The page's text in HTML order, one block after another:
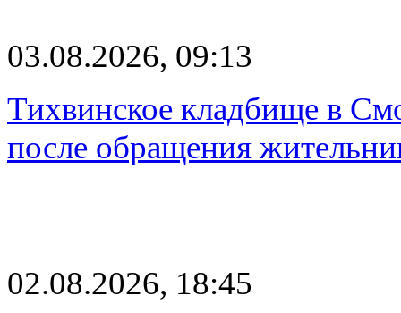
03.08.2026, 09:13
Тихвинское кладбище в
после обращения
02.08.2026, 18:45